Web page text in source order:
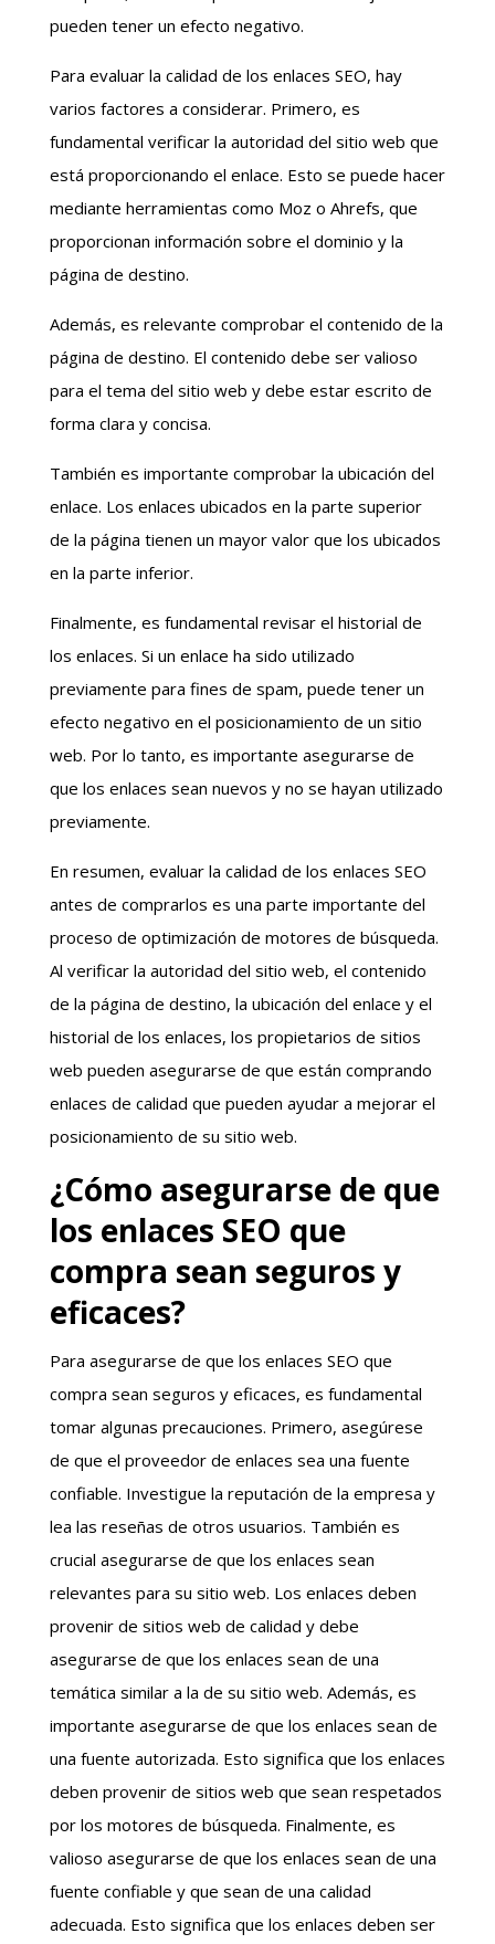
pueden tener un efecto negativo.
Para evaluar la calidad de los enlaces SEO, hay
varios factores a considerar. Primero, es
fundamental verificar la autoridad del sitio web que
está proporcionando el enlace. Esto se puede hacer
mediante herramientas como Moz o Ahrefs, que
proporcionan información sobre el dominio y la
página de destino.
Además, es relevante comprobar el contenido de la
página de destino. El contenido debe ser valioso
para el tema del sitio web y debe estar escrito de
forma clara y concisa.
También es importante comprobar la ubicación del
enlace. Los enlaces ubicados en la parte superior
de la página tienen un mayor valor que los ubicados
en la parte inferior.
Finalmente, es fundamental revisar el historial de
los enlaces. Si un enlace ha sido utilizado
previamente para fines de spam, puede tener un
efecto negativo en el posicionamiento de un sitio
web. Por lo tanto, es importante asegurarse de
que los enlaces sean nuevos y no se hayan utilizado
previamente.
En resumen, evaluar la calidad de los enlaces SEO
antes de comprarlos es una parte importante del
proceso de optimización de motores de búsqueda.
Al verificar la autoridad del sitio web, el contenido
de la página de destino, la ubicación del enlace y el
historial de los enlaces, los propietarios de sitios
web pueden asegurarse de que están comprando
enlaces de calidad que pueden ayudar a mejorar el
posicionamiento de su sitio web.
¿Cómo asegurarse de que
los enlaces SEO que
compra sean seguros y
eficaces?
Para asegurarse de que los enlaces SEO que
compra sean seguros y eficaces, es fundamental
tomar algunas precauciones. Primero, asegúrese
de que el proveedor de enlaces sea una fuente
confiable. Investigue la reputación de la empresa y
lea las reseñas de otros usuarios. También es
crucial asegurarse de que los enlaces sean
relevantes para su sitio web. Los enlaces deben
provenir de sitios web de calidad y debe
asegurarse de que los enlaces sean de una
temática similar a la de su sitio web. Además, es
importante asegurarse de que los enlaces sean de
una fuente autorizada. Esto significa que los enlaces
deben provenir de sitios web que sean respetados
por los motores de búsqueda. Finalmente, es
valioso asegurarse de que los enlaces sean de una
fuente confiable y que sean de una calidad
adecuada. Esto significa que los enlaces deben ser